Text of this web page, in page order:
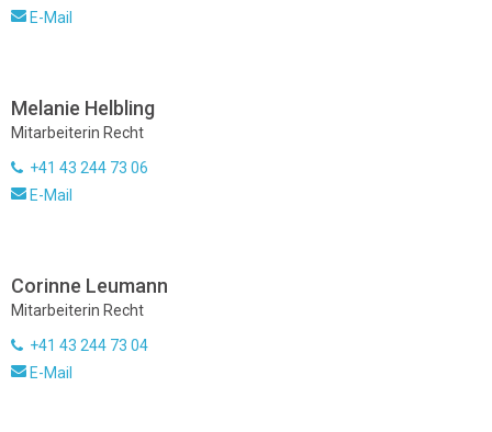
E-Mail
Melanie Helbling
Mitarbeiterin Recht
+41 43 244 73 06
E-Mail
Corinne Leumann
Mitarbeiterin Recht
+41 43 244 73 04
E-Mail